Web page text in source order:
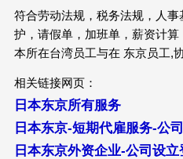
符合劳动法规，税务法规，人
护，请假单，加班单，薪资计算
本所在台湾员工与在 东京员工,
相关链接网页：
日本东京所有服务
日本东京-短期代雇服务-公
日本东京外资企业-公司设立